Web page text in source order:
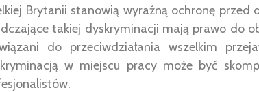
Brytanii stanowią wyraźną ochronę przed
takiej dyskryminacji mają prawo do
do przeciwdziałania wszelkim
w miejscu pracy może być